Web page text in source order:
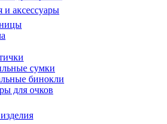
и аксессуары
сумки
бинокли
для очков